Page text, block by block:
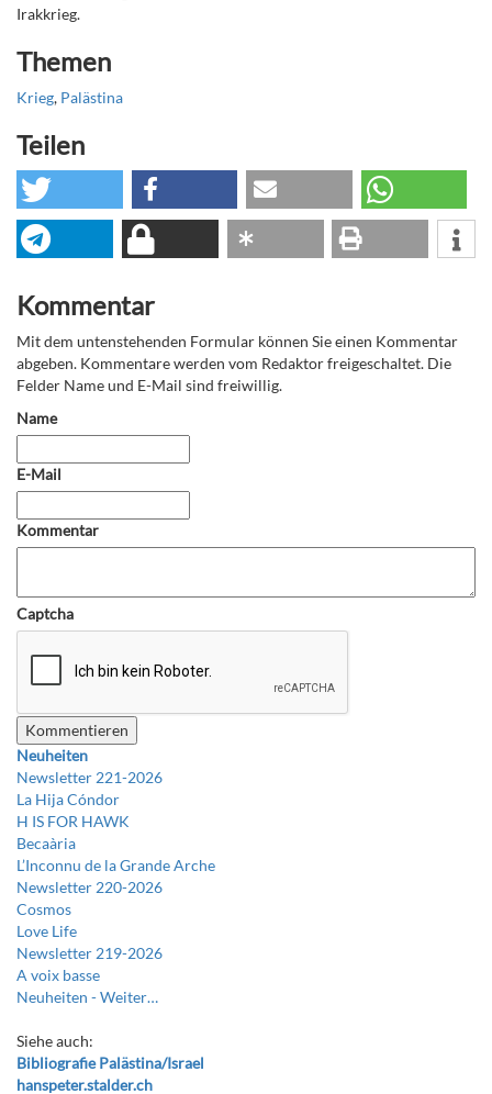
Irakkrieg.
Themen
Krieg, Palästina
Teilen
Kommentar
Mit dem untenstehenden Formular können Sie einen Kommentar
abgeben. Kommentare werden vom Redaktor freigeschaltet. Die
Felder Name und E-Mail sind freiwillig.
Name
E-Mail
Kommentar
Captcha
Neuheiten
Newsletter 221-2026
La Hija Cóndor
H IS FOR HAWK
Becaària
L’Inconnu de la Grande Arche
Newsletter 220-2026
Cosmos
Love Life
Newsletter 219-2026
A voix basse
Neuheiten -Weiter…
Siehe auch:
Bibliografie Palästina/Israel
hanspeter.stalder.ch